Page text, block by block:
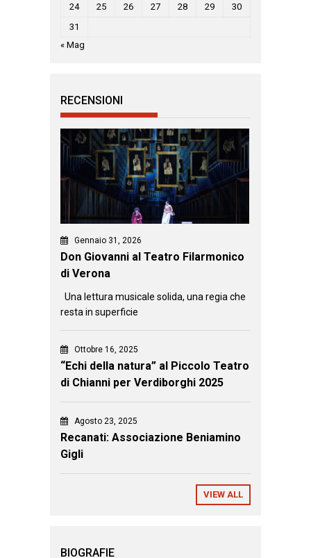
24
25 26 27 28 29
30
31
« Mag
RECENSIONI
Gennaio 31, 2026
Don Giovanni al Teatro Filarmonico
di Verona
Una lettura musicale solida, una regia che
resta in superficie
Ottobre 16, 2025
“Echi della natura” al Piccolo Teatro
di Chianni per Verdiborghi 2025
Agosto 23, 2025
Recanati: Associazione Beniamino
Gigli
VIEW ALL
BIOGRAFIE